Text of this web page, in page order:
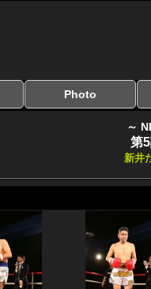
Photo
～
第
新井